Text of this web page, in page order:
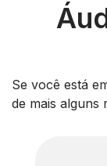
Se você está
de mais alguns